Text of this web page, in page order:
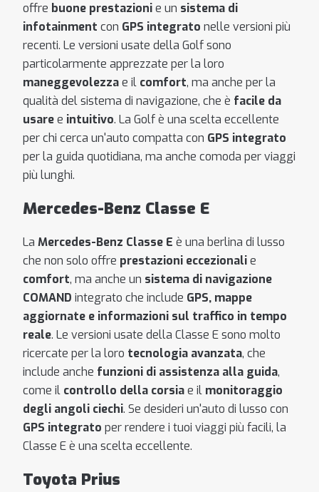
offre buone prestazionie un sistema di
infotainment con GPS integrato nelle versioni più
recenti. Le versioni usate della Golf sono
particolarmente apprezzate per la loro
maneggevolezzae il comfort, ma anche per la
qualità del sistema di navigazione, che è facile da
usaree intuitivo. La Golf è una scelta eccellente
per chi cerca un'auto compatta con GPS integrato
per la guida quotidiana, ma anche comoda per viaggi
più lunghi.
Mercedes-Benz Classe E
La Mercedes-Benz Classe E è una berlina di lusso
che non solo offre prestazioni eccezionalie
comfort, ma anche un sistema di navigazione
COMAND integrato che include GPS, mappe
aggiornate e informazioni sul traffico in tempo
reale. Le versioni usate della Classe E sono molto
ricercate per la loro tecnologia avanzata, che
include anche funzioni di assistenza alla guida,
come il controllo della corsiae il monitoraggio
degli angoli ciechi. Se desideri un'auto di lusso con
GPS integrato per rendere i tuoi viaggi più facili, la
Classe E è una scelta eccellente.
Toyota Prius